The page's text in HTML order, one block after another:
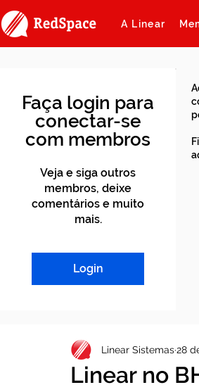
A Linear
Faça login para
conectar-se
com membros
Veja e siga outros
membros, deixe
comentários e muito
mais.
Login
Linear no
Linear Sistemas28